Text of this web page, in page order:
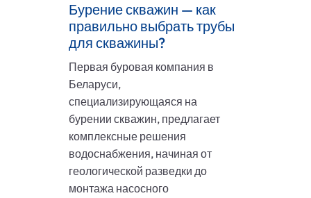
Бурение скважин — как
правильно выбрать трубы
для скважины?
Первая буровая компания в
Беларуси,
специализирующаяся на
бурении скважин, предлагает
комплексные решения
водоснабжения, начиная от
геологической разведки до
монтажа насосного